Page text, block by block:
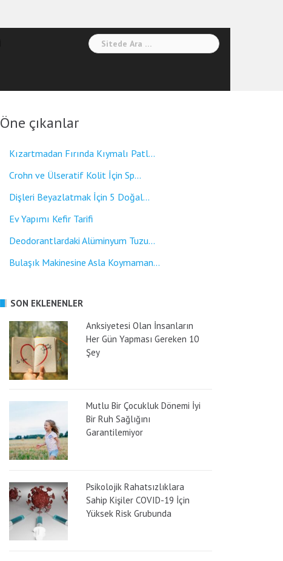
Arama:
Öne çıkanlar
Kızartmadan Fırında Kıymalı Patl...
Crohn ve Ülseratif Kolit İçin Sp...
Dişleri Beyazlatmak İçin 5 Doğal...
Ev Yapımı Kefir Tarifi
Deodorantlardaki Alüminyum Tuzu...
Bulaşık Makinesine Asla Koymaman...
SON EKLENENLER
Anksiyetesi Olan İnsanların
Her Gün Yapması Gereken 10
Şey
Mutlu Bir Çocukluk Dönemi İyi
Bir Ruh Sağlığını
Garantilemiyor
Psikolojik Rahatsızlıklara
Sahip Kişiler COVID-19 İçin
Yüksek Risk Grubunda